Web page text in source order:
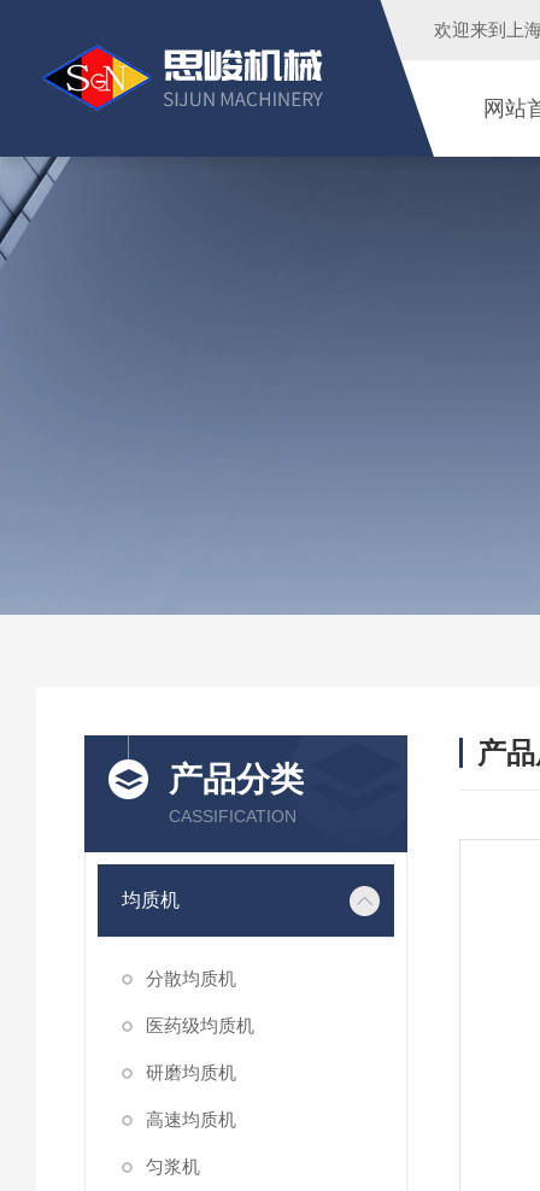
欢迎来到 上
网站
产品分类
CASSIFICATION
均质机
分散均质机
医药级均质机
研磨均质机
高速均质机
匀浆机
产